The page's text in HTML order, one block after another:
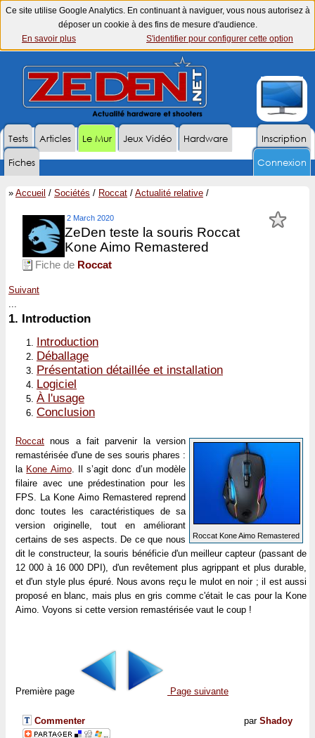
Ce site utilise Google Analytics. En continuant à naviguer, vous nous autorisez à
déposer un cookie à des fins de mesure d'audience.
En savoir plus
S'identifier pour configurer cette option
Inscription
Tests Articles Le Mur Jeux Vidéo
Hardware
Fiches
Connexion
» Accueil / Sociétés / Roccat / Actualité relative /
2 March 2020
ZeDen teste la souris Roccat
Kone Aimo Remastered
Fiche de Roccat
Suivant
...
1. Introduction
Introduction
Déballage
Présentation détaillée et installation
Logiciel
À l'usage
Conclusion
Roccat Kone Aimo Remastered
Roccat nous a fait parvenir la version
remastérisée d'une de ses souris phares :
la Kone Aimo. Il s’agit donc d’un modèle
filaire avec une prédestination pour les
FPS. La Kone Aimo Remastered reprend
donc toutes les caractéristiques de sa
version originelle, tout en améliorant
certains de ses aspects. De ce que nous
dit le constructeur, la souris bénéficie d'un meilleur capteur (passant de
12 000 à 16 000 DPI), d'un revêtement plus agrippant et plus durable,
et d'un style plus épuré. Nous avons reçu le mulot en noir ; il est aussi
proposé en blanc, mais plus en gris comme c'était le cas pour la Kone
Aimo. Voyons si cette version remastérisée vaut le coup !
Première page Page suivante
par Shadoy
Commenter